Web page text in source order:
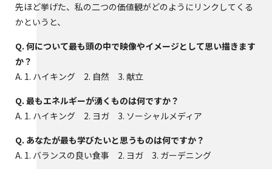
先ほど挙げた、私の二つの価値観がどのようにリンクしてくる
かというと、
Q. 何について最も頭の中で映像やイメージとして思い描きます
か？
A. 1. ハイキング 2. 自然 3. 献立
Q. 最もエネルギーが湧くものは何ですか？
A. 1. ハイキング 2. ヨガ 3. ソーシャルメディア
Q. あなたが最も学びたいと思うものは何ですか？
A. 1. バランスの良い食事 2. ヨガ 3. ガーデニング